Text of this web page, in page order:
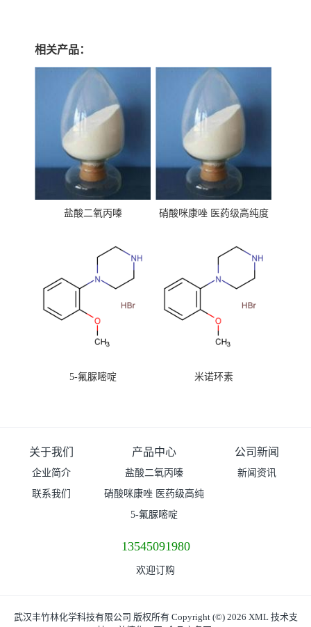
相关产品：
盐酸二氧丙嗪
硝酸咪康唑 医药级高纯度
5-氟脲嘧啶 米诺环素
关于我们
企业简介
联系我们
产品中心
盐酸二氧丙嗪
硝酸咪康唑 医药级高纯
度99%原粉
5-氟脲嘧啶
公司新闻
新闻资讯
13545091980
欢迎订购
武汉丰竹林化学科技有限公司 版权所有 Copyright (©) 2026 XML技术支